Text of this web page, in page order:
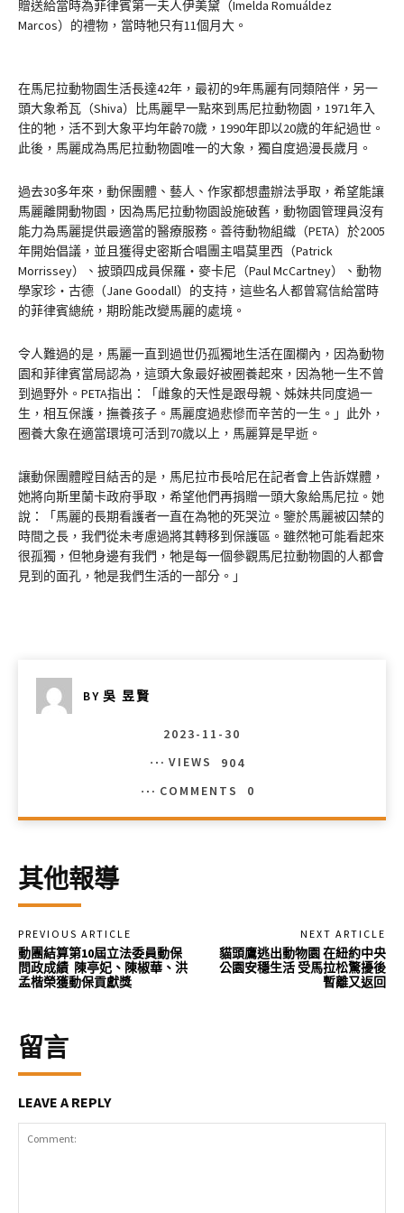
贈送給當時為菲律賓第一夫人伊美黛（Imelda Romuáldez
Marcos）的禮物，當時牠只有11個月大。
在馬尼拉動物園生活長達42年，最初的9年馬麗有同類陪伴，另一
頭大象希瓦（Shiva）比馬麗早一點來到馬尼拉動物園，1971年入
住的牠，活不到大象平均年齡70歲，1990年即以20歲的年紀過世。
此後，馬麗成為馬尼拉動物園唯一的大象，獨自度過漫長歲月。
過去30多年來，動保團體、藝人、作家都想盡辦法爭取，希望能讓
馬麗離開動物園，因為馬尼拉動物園設施破舊，動物園管理員沒有
能力為馬麗提供最適當的醫療服務。善待動物組織（PETA）於2005
年開始倡議，並且獲得史密斯合唱團主唱莫里西（Patrick
Morrissey）、披頭四成員保羅・麥卡尼（Paul McCartney）、動物
學家珍・古德（Jane Goodall）的支持，這些名人都曾寫信給當時
的菲律賓總統，期盼能改變馬麗的處境。
令人難過的是，馬麗一直到過世仍孤獨地生活在圍欄內，因為動物
園和菲律賓當局認為，這頭大象最好被圈養起來，因為牠一生不曾
到過野外。PETA指出：「雌象的天性是跟母親、姊妹共同度過一
生，相互保護，撫養孩子。馬麗度過悲慘而辛苦的一生。」此外，
圈養大象在適當環境可活到70歲以上，馬麗算是早逝。
讓動保團體瞠目結舌的是，馬尼拉市長哈尼在記者會上告訴媒體，
她將向斯里蘭卡政府爭取，希望他們再捐贈一頭大象給馬尼拉。她
說：「馬麗的長期看護者一直在為牠的死哭泣。鑒於馬麗被囚禁的
時間之長，我們從未考慮過將其轉移到保護區。雖然牠可能看起來
很孤獨，但牠身邊有我們，牠是每一個參觀馬尼拉動物園的人都會
見到的面孔，牠是我們生活的一部分。」
BY 吳 昱賢
2023-11-30
VIEWS
904
COMMENTS
0
其他報導
PREVIOUS ARTICLE
動團結算第10屆立法委員動保
問政成績 陳亭妃、陳椒華、洪
孟楷榮獲動保貢獻獎
NEXT ARTICLE
貓頭鷹逃出動物園 在紐約中央
公園安穩生活 受馬拉松驚擾後
暫離又返回
留言
LEAVE A REPLY